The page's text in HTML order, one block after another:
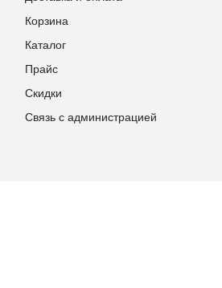
Корзина
Каталог
Прайс
Скидки
Связь с администрацией